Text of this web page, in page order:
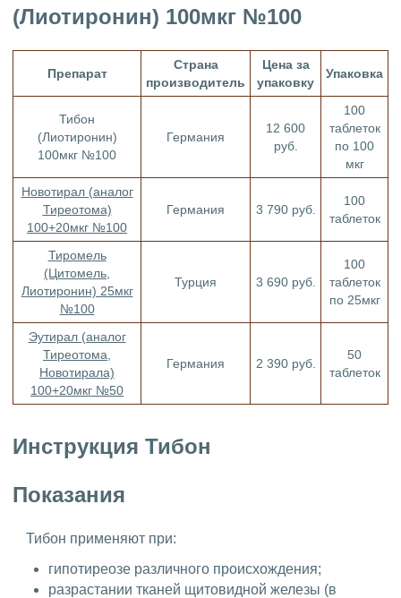
(Лиотиронин) 100мкг №100
Препарат
Страна
производитель
Цена за
упаковку
Упаковка
Тибон
(Лиотиронин)
100мкг №100
Германия
12 600
руб.
100
таблеток
по 100
мкг
Новотирал (аналог
Тиреотома)
100+20мкг №100
Германия 3 790 руб.
100
таблеток
Тиромель
(Цитомель,
Лиотиронин) 25мкг
№100
Турция 3 690 руб.
100
таблеток
по 25мкг
Эутирал (аналог
Тиреотома,
Новотирала)
100+20мкг №50
Германия 2 390 руб.
50
таблеток
Инструкция Тибон
Показания
Тибон применяют при:
гипотиреозе различного происхождения;
разрастании тканей щитовидной железы (в